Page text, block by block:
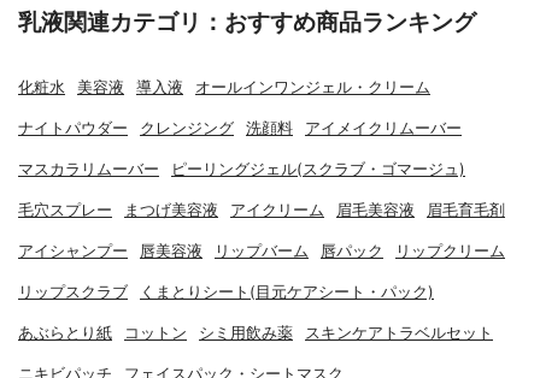
乳液関連カテゴリ：おすすめ商品ランキング
化粧水 美容液 導入液 オールインワンジェル・クリーム
ナイトパウダー クレンジング 洗顔料 アイメイクリムーバー
マスカラリムーバー ピーリングジェル(スクラブ・ゴマージュ)
毛穴スプレー まつげ美容液 アイクリーム 眉毛美容液 眉毛育毛剤
アイシャンプー 唇美容液 リップバーム 唇パック リップクリーム
リップスクラブ くまとりシート(目元ケアシート・パック)
あぶらとり紙 コットン シミ用飲み薬 スキンケアトラベルセット
ニキビパッチ フェイスパック・シートマスク